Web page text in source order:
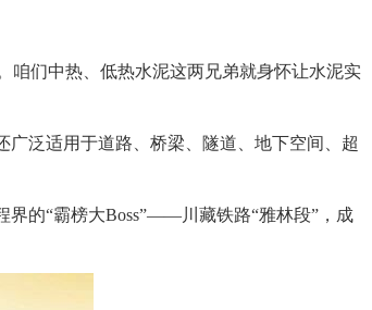
们中热、低热水泥这两兄弟就身怀让水泥实
泛适用于道路、桥梁、隧道、地下空间、超
的“霸榜大Boss”——川藏铁路“雅林段”，成